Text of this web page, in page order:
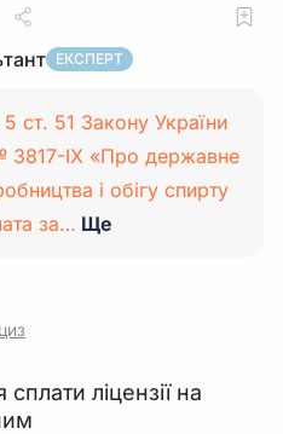
ЕКСПЕРТ
ст. 51 Закону України
3817-IX «Про державне
і обігу спирту
за… Ще
сплати ліцензії на